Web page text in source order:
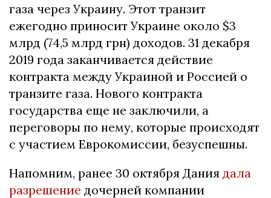
газа через Украину. Этот транзит
ежегодно приносит Украине около $3
млрд (74,5 млрд грн) доходов. 31 декабря
2019 года заканчивается действие
контракта между Украиной и Россией о
транзите газа. Нового контракта
государства еще не заключили, а
переговоры по нему, которые происходят
с участием Еврокомиссии, безуспешны.
Напомним, ранее 30 октября Дания дала
разрешение дочерней компании